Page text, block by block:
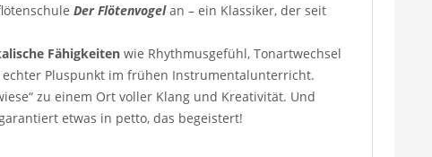
Der Flötenvogelan – ein Klassiker, der seit
Fähigkeiten wie Rhythmusgefühl, Tonartwechsel
Pluspunkt im frühen Instrumentalunterricht.
zu einem Ort voller Klang und Kreativität. Und
etwas in petto, das begeistert!